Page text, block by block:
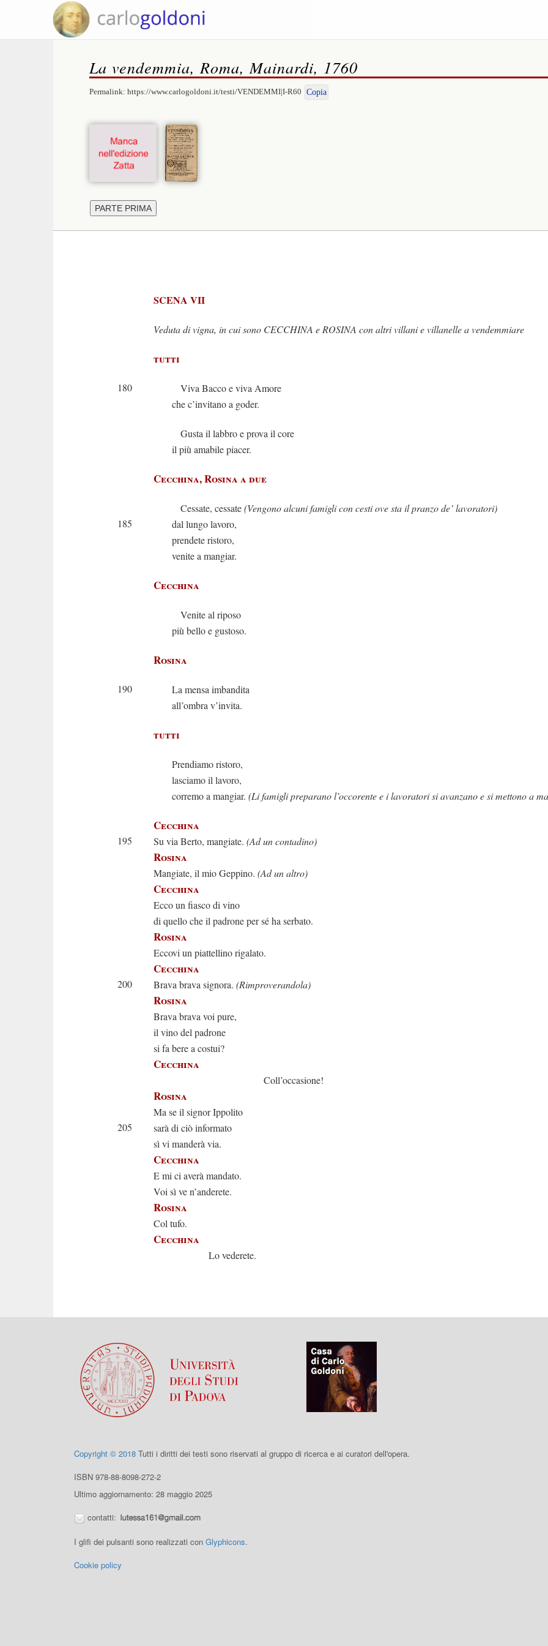
La vendemmia, Roma, Mainardi, 1760
Permalink: https://www.carlogoldoni.it/testi/VENDEMMI|I-R60 Copia
SCENA VII
Veduta di vigna, in cui sono CECCHINA e ROSINA con altri villani e villanelle a vendemmiare
tutti
180
Viva Bacco e viva Amore
che c’invitano a goder.
Gusta il labbro e prova il core
il più amabile piacer.
Cecchina, Rosina a due
Cessate, cessate(Vengono alcuni famigli con cesti ove sta il pranzo de’ lavoratori)
185
dal lungo lavoro,
prendete ristoro,
venite a mangiar.
Cecchina
Venite al riposo
più bello e gustoso.
Rosina
190
La mensa imbandita
all’ombra v’invita.
tutti
Prendiamo ristoro,
lasciamo il lavoro,
corremo a mangiar. (Li famigli preparano l’occorente e i lavoratori si avanzano e si mettono a
Cecchina
195 Su via Berto, mangiate. (Ad un contadino)
Rosina
Mangiate, il mio Geppino. (Ad un altro)
Cecchina
Ecco un fiasco di vino
di quello che il padrone per sé ha serbato.
Rosina
Eccovi un piattellino rigalato.
Cecchina
200 Brava brava signora. (Rimproverandola)
Rosina
Brava brava voi pure,
il vino del padrone
si fa bere a costui?
Cecchina
Coll’occasione!
Rosina
Ma se il signor Ippolito
205
sarà di ciò informato
sì vi manderà via.
Cecchina
E mi ci averà mandato.
Voi sì ve n’anderete.
Rosina
Col tufo.
Cecchina
Lo vederete.
Copyright © 2018 Tutti i diritti dei testi sono riservati al gruppo di ricerca e ai curatori dell'opera.
ISBN 978-88-8098-272-2
Ultimo aggiornamento: 28 maggio 2025
contatti:
I glifi dei pulsanti sono realizzati con Glyphicons.
Cookie policy